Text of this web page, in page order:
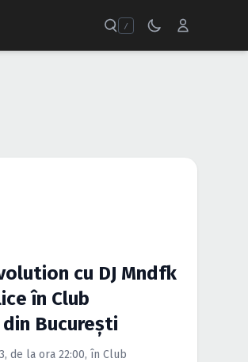
/
cu DJ Mndfk
în Club
Bucureşti
de la ora 22:00, în Club